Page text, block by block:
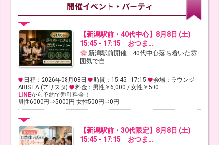
【新潟駅前・40代中心】8月8日 (土)
15:45 - 17:15 おつま…
新潟駅前開催｜40代中心落ち着いた雰
囲気で自 ...
日程：2026年08月08日 時間：15:45 - 17:15
会場：ラウンジ
ARISTA (アリスタ)
料金：男性￥6,000 / 女性￥500
LINEから予約で割引料金！
男性6000円⇒5000円 女性500円⇒0円
【新潟駅前・30代限定】8月8日 (土)
15:45 - 17:15 おつま…